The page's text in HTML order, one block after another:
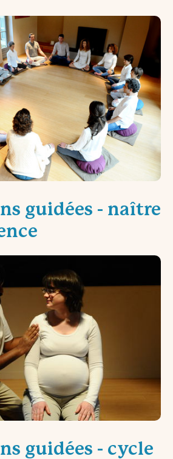
guidées - naître
guidées - cycle